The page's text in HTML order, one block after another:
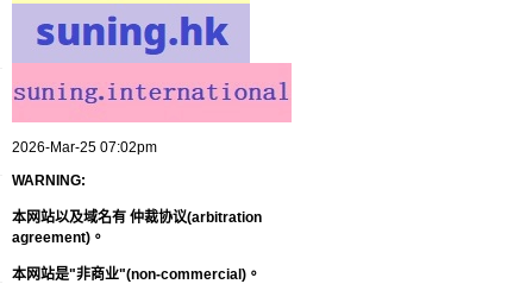
2026-Mar-25 07:02pm
WARNING:
本网站以及域名有 仲裁协议(arbitration
agreement)。
本网站是"非商业"(non-commercial)。